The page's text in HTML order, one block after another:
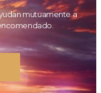
mutuamente a